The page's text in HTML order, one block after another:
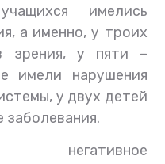
имелись
а именно, у троих
зрения, у пяти –
имели нарушения
у двух детей
заболевания.